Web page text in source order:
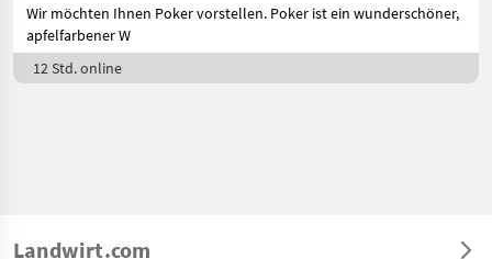
Wir möchten Ihnen Poker vorstellen. Poker ist ein wunderschöner,
apfelfarbener W
12 Std. online
Landwirt.com